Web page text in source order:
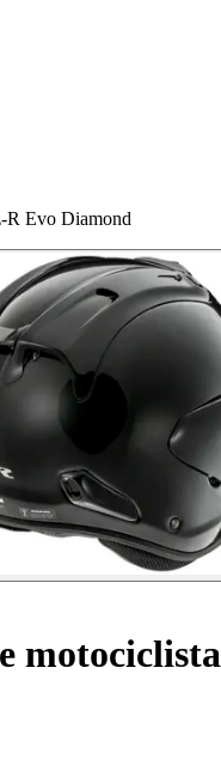
R Evo Diamond